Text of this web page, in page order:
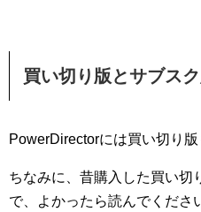
買い切り版とサブス
PowerDirectorには買い切り版
ちなみに、昔購入した買い切
で、よかったら読んでくださ